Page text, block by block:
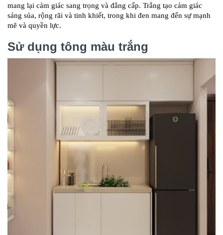
mang lại cảm giác sang trọng và đẳng cấp. Trắng tạo cảm giác
sáng sủa, rộng rãi và tinh khiết, trong khi đen mang đến sự mạnh
mẽ và quyền lực.
Sử dụng tông màu trắng